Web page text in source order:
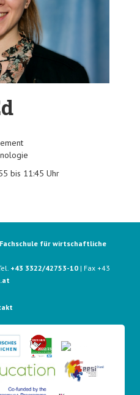
bis 11:45 Uhr
für wirtschaftliche
+43 3322/42753-10 | Fax +43